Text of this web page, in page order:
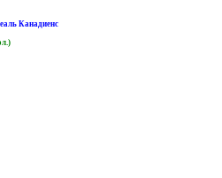
Канадиенс